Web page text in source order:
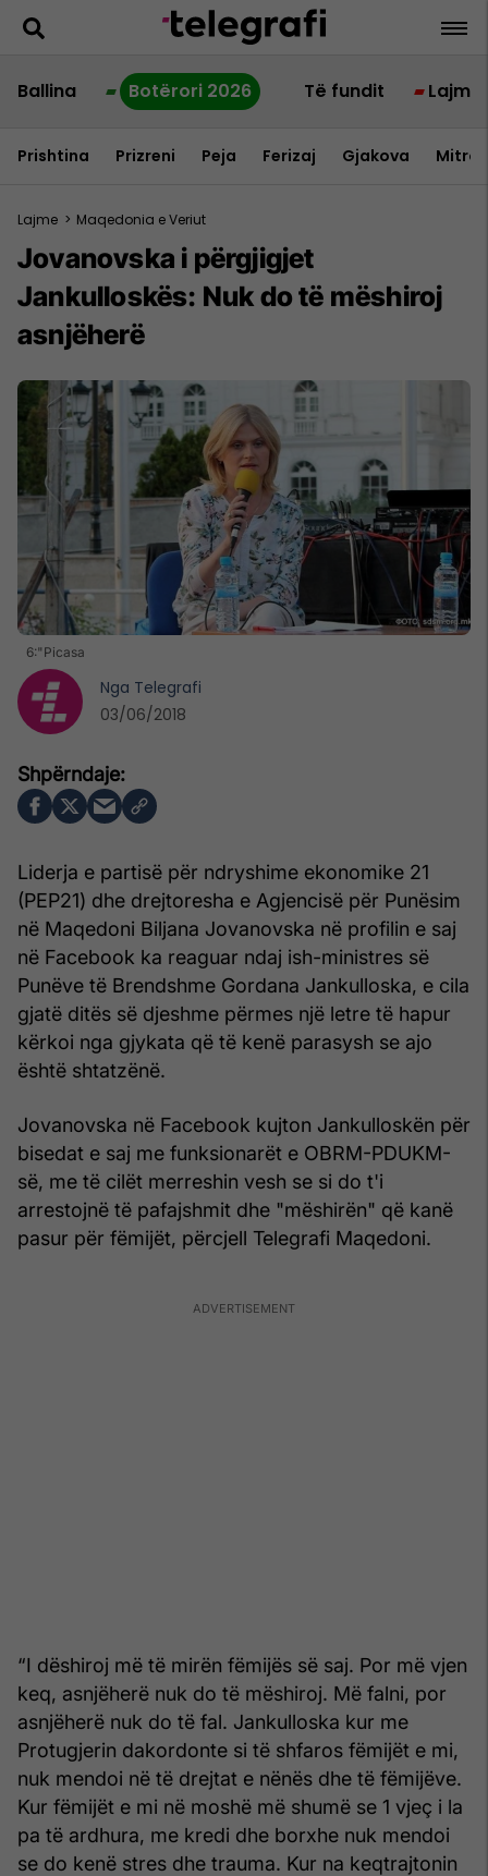
Ballina Botërori 2026 Të fundit Lajme
Prishtina Prizreni Peja Ferizaj Gjakova
Lajme > Maqedonia e Veriut
Jovanovska i përgjigjet
Jankulloskës: Nuk do të mëshiroj
asnjëherë
6:"Picasa
Liderja e partisë për ndryshime ekonomike 21
(PEP21) dhe drejtoresha e Agjencisë për Punësim
në Maqedoni Biljana Jovanovska në profilin e saj
në Facebook ka reaguar ndaj ish-ministres së
Punëve të Brendshme Gordana Jankulloska, e cila
gjatë ditës së djeshme përmes një letre të hapur
kërkoi nga gjykata që të kenë parasysh se ajo
është shtatzënë.
Jovanovska në Facebook kujton Jankulloskën për
bisedat e saj me funksionarët e OBRM-PDUKM-
së, me të cilët merreshin vesh se si do t'i
arrestojnë të pafajshmit dhe "mëshirën" që kanë
pasur për fëmijët, përcjell Telegrafi Maqedoni.
“I dëshiroj më të mirën fëmijës së saj. Por më vjen
keq, asnjëherë nuk do të mëshiroj. Më falni, por
asnjëherë nuk do të fal. Jankulloska kur me
Protugjerin dakordonte si të shfaros fëmijët e mi,
nuk mendoi në të drejtat e nënës dhe të fëmijëve.
Kur fëmijët e mi në moshë më shumë se 1 vjeç i la
pa të ardhura, me kredi dhe borxhe nuk mendoi
se do kenë stres dhe trauma. Kur na keqtrajtonin
Nga Telegrafi
03/06/2018